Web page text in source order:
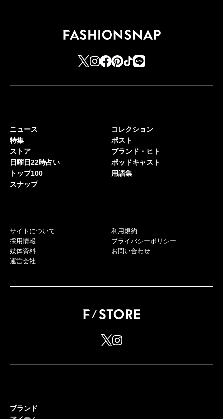
ニュース
特集
ストア
日曜日22時占い
トップ100
スナップ
コレクション
ポスト
ブランド・ヒト
ポッドキャスト
用語集
サイトについて
採用情報
媒体資料
運営会社
利用規約
プライバシーポリシー
お問い合わせ
ブランド